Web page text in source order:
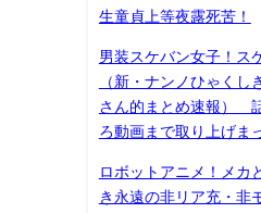
生童貞上等夜露死苦！
男装スケバン女子！ス
（新・ナンノひゃくし
さん的まとめ速報）
ろ動画まで取り上げま
ロボットアニメ！メカ
き永遠の非リア充・非